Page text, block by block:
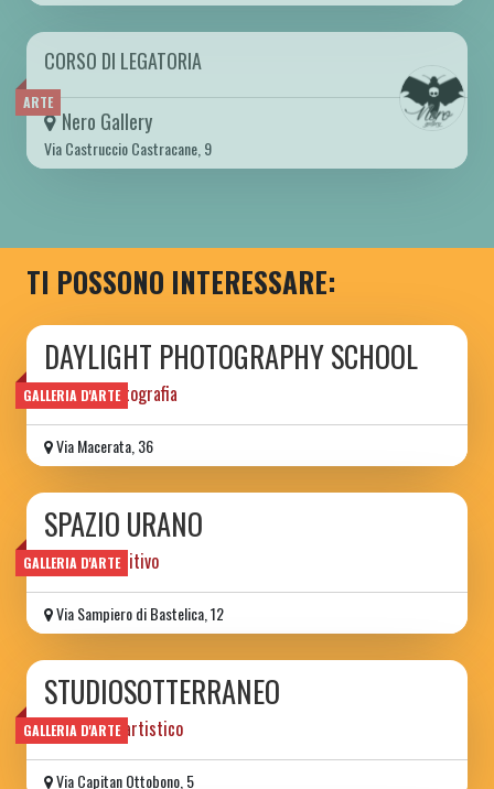
ARTE
DA SAB 30/09 A SAB 14/10 2023
CORSO DI LEGATORIA
Nero Gallery
Via Castruccio Castracane, 9
TI POSSONO INTERESSARE:
GALLERIA D'ARTE
DAYLIGHT PHOTOGRAPHY SCHOOL
scuola di fotografia
Via Macerata, 36
GALLERIA D'ARTE
SPAZIO URANO
spazio espositivo
Via Sampiero di Bastelica, 12
GALLERIA D'ARTE
STUDIOSOTTERRANEO
laboratorio artistico
Via Capitan Ottobono, 5